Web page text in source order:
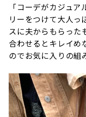
「コーデがカジュ
リーをつけて大人っ
スに夫からもらった
合わせるとキレイめ
のでお気に入りの組